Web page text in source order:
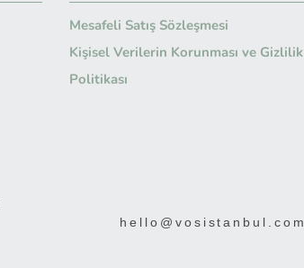
Mesafeli Satış Sözleşmesi
Kişisel Verilerin Korunması ve Gizlilik
Politikası
hello@vosistanbul.com